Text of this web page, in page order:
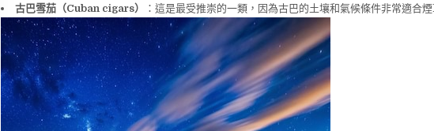
古巴雪茄（Cuban cigars） ：這是最受推崇的一類，因為古巴的土壤和氣候條件非常適合